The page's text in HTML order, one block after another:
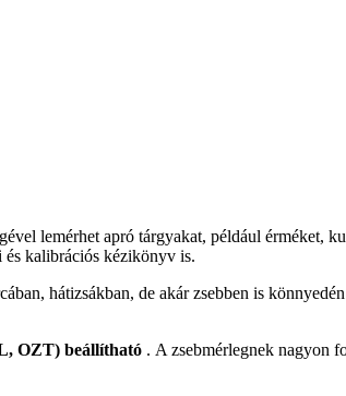
lemérhet apró tárgyakat, például érméket,
és kalibrációs kézikönyv is.
hátizsákban, de akár zsebben is
OZT) beállítható . A zsebmérlegnek nagyon